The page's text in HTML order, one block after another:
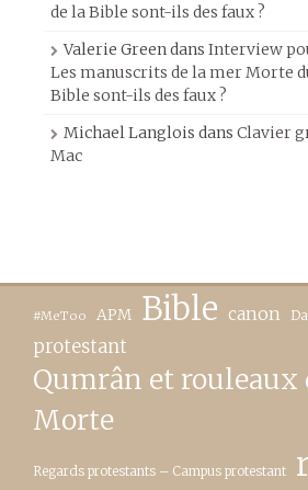
de la Bible sont-ils des faux ?
Valerie Greendans Interview
Les manuscrits de la mer Morte
Bible sont-ils des faux ?
Michael Langlois dans Clavier
Mac
#MeToo APM Bible canon
protestant
Qumrân et rouleaux
Morte
Regards protestants – Campus protestant